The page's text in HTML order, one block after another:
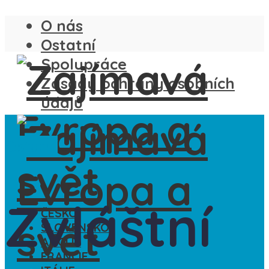
O nás
Ostatní
Spolupráce
Zásady ochrany osobních
údajů
ČESKO
SLOVENSKO
ANGLIE
FRANCIE
Zvláštní